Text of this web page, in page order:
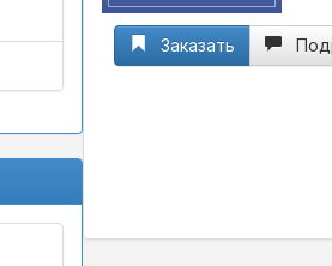
Заказать